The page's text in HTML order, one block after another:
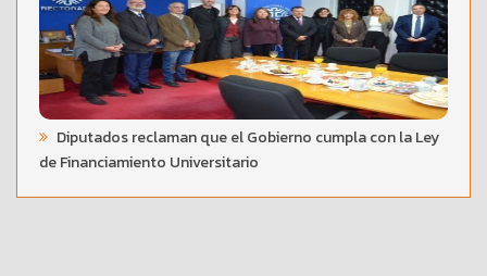
Diputados reclaman que el Gobierno cumpla con la Ley
de Financiamiento Universitario